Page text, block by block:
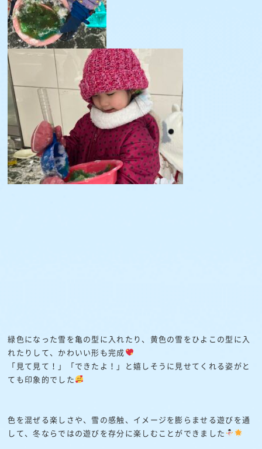
緑色になった雪を亀の型に入れたり、黄色の雪をひよこの型に入
れたりして、かわいい形も完成
「見て見て！」「できたよ！」と嬉しそうに見せてくれる姿がと
ても印象的でした
色を混ぜる楽しさや、雪の感触、イメージを膨らませる遊びを通
して、冬ならではの遊びを存分に楽しむことができました